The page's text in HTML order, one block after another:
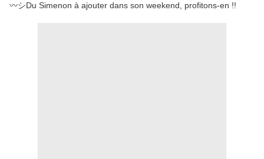
〰️シDu Simenon à ajouter dans son weekend, profitons-en !!